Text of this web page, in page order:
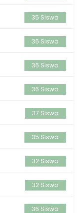
35 Siswa
36 Siswa
36 Siswa
36 Siswa
37 Siswa
35 Siswa
32 Siswa
32 Siswa
36 Siswa